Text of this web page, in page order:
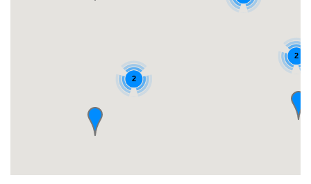
2
2